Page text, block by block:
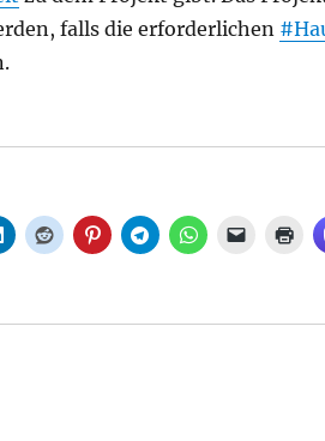
falls die erforderlichen
Alexanderplatz-